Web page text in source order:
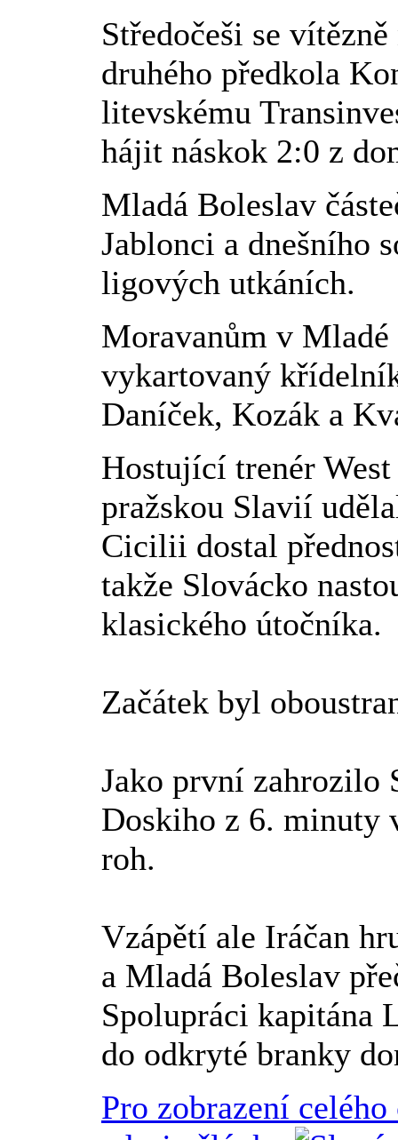
Středočeši se
druhého předkola
litevskému
hájit náskok 2:0 z
Mladá Boleslav
Jablonci a dnešního
ligových utkáních.
Moravanům v
vykartovaný
Daníček, Kozák a
Hostující trenér
pražskou Slavií
Cicilii dostal
takže Slovácko
klasického útočníka.
Začátek byl
Jako první zahrozilo
Doskiho z 6. minuty
roh.
Vzápětí ale Iráčan
a Mladá Boleslav
Spolupráci kapitána
do odkryté branky
Pro zobrazení